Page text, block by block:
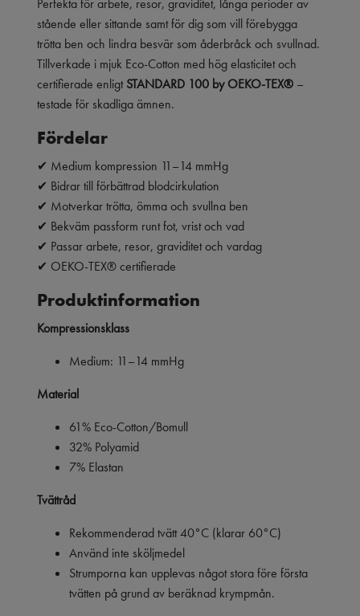
Perfekta för arbete, resor, graviditet, långa perioder av
stående eller sittande samt för dig som vill förebygga
trötta ben och lindra besvär som åderbråck och svullnad.
Tillverkade i mjuk Eco-Cotton med hög elasticitet och
certifierade enligtSTANDARD 100 by OEKO-TEX® –
testade för skadliga ämnen.
Fördelar
✔ Medium kompression 11–14 mmHg
✔ Bidrar till förbättrad blodcirkulation
✔ Motverkar trötta, ömma och svullna ben
✔ Bekväm passform runt fot, vrist och vad
✔ Passar arbete, resor, graviditet och vardag
✔ OEKO-TEX® certifierade
Produktinformation
Kompressionsklass
Medium: 11–14 mmHg
Material
61% Eco-Cotton/Bomull
32% Polyamid
7% Elastan
Tvättråd
Rekommenderad tvätt 40°C (klarar 60°C)
Använd inte sköljmedel
Strumporna kan upplevas något stora före första
tvätten på grund av beräknad krympmån.